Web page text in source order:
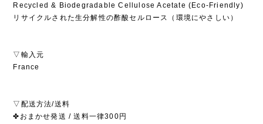
Recycled & Biodegradable Cellulose Acetate (Eco-Friendly)
リサイクルされた生分解性の酢酸セルロース（環境にやさしい）
▽輸入元
France
▽配送方法/送料
✤おまかせ発送 / 送料一律300円